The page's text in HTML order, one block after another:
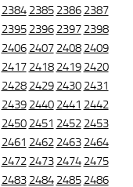
2384 2385 2386 2387
2395 2396 2397 2398
2406 2407 2408 2409
2417 2418 2419 2420
2428 2429 2430 2431
2439 2440 2441 2442
2450 2451 2452 2453
2461 2462 2463 2464
2472 2473 2474 2475
2483 2484 2485 2486